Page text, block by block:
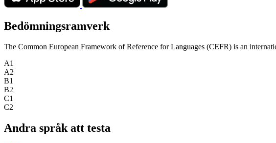
Bedömningsramverk
The Common European Framework of Reference for Languages (CEFR) is an
A1
A2
B1
B2
C1
C2
Andra språk att testa